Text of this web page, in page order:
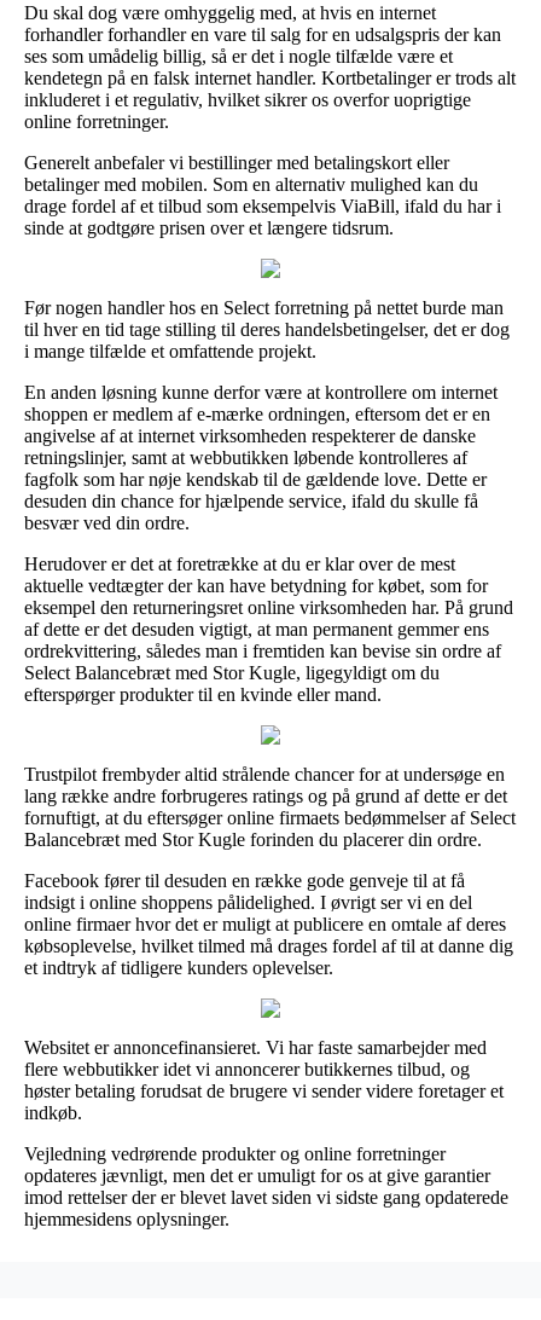
Du skal dog være omhyggelig med, at hvis en internet
forhandler forhandler en vare til salg for en udsalgspris der kan
ses som umådelig billig, så er det i nogle tilfælde være et
kendetegn på en falsk internet handler. Kortbetalinger er trods alt
inkluderet i et regulativ, hvilket sikrer os overfor uoprigtige
online forretninger.
Generelt anbefaler vi bestillinger med betalingskort eller
betalinger med mobilen. Som en alternativ mulighed kan du
drage fordel af et tilbud som eksempelvis ViaBill, ifald du har i
sinde at godtgøre prisen over et længere tidsrum.
Før nogen handler hos en Select forretning på nettet burde man
til hver en tid tage stilling til deres handelsbetingelser, det er dog
i mange tilfælde et omfattende projekt.
En anden løsning kunne derfor være at kontrollere om internet
shoppen er medlem af e-mærke ordningen, eftersom det er en
angivelse af at internet virksomheden respekterer de danske
retningslinjer, samt at webbutikken løbende kontrolleres af
fagfolk som har nøje kendskab til de gældende love. Dette er
desuden din chance for hjælpende service, ifald du skulle få
besvær ved din ordre.
Herudover er det at foretrække at du er klar over de mest
aktuelle vedtægter der kan have betydning for købet, som for
eksempel den returneringsret online virksomheden har. På grund
af dette er det desuden vigtigt, at man permanent gemmer ens
ordrekvittering, således man i fremtiden kan bevise sin ordre af
Select Balancebræt med Stor Kugle, ligegyldigt om du
efterspørger produkter til en kvinde eller mand.
Trustpilot frembyder altid strålende chancer for at undersøge en
lang række andre forbrugeres ratings og på grund af dette er det
fornuftigt, at du eftersøger online firmaets bedømmelser af Select
Balancebræt med Stor Kugle forinden du placerer din ordre.
Facebook fører til desuden en række gode genveje til at få
indsigt i online shoppens pålidelighed. I øvrigt ser vi en del
online firmaer hvor det er muligt at publicere en omtale af deres
købsoplevelse, hvilket tilmed må drages fordel af til at danne dig
et indtryk af tidligere kunders oplevelser.
Websitet er annoncefinansieret. Vi har faste samarbejder med
flere webbutikker idet vi annoncerer butikkernes tilbud, og
høster betaling forudsat de brugere vi sender videre foretager et
indkøb.
Vejledning vedrørende produkter og online forretninger
opdateres jævnligt, men det er umuligt for os at give garantier
imod rettelser der er blevet lavet siden vi sidste gang opdaterede
hjemmesidens oplysninger.